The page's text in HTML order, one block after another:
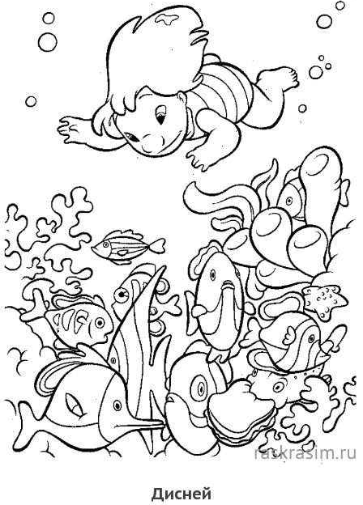
Дисней